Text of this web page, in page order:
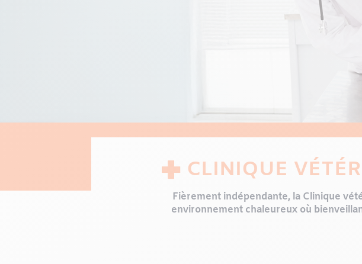
CLINIQUE
Fièrement indépendante, la Clinique
environnement chaleureux où